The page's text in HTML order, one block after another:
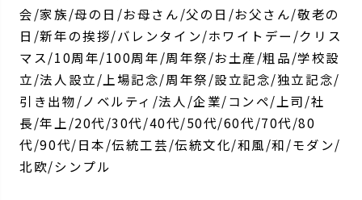
会/家族/母の日/お母さん/父の日/お父さん/敬老の
日/新年の挨拶/バレンタイン/ホワイトデー/クリス
マス/10周年/100周年/周年祭/お土産/粗品/学校設
立/法人設立/上場記念/周年祭/設立記念/独立記念/
引き出物/ノベルティ/法人/企業/コンペ/上司/社
長/年上/20代/30代/40代/50代/60代/70代/80
代/90代/日本/伝統工芸/伝統文化/和風/和/モダン/
北欧/シンプル